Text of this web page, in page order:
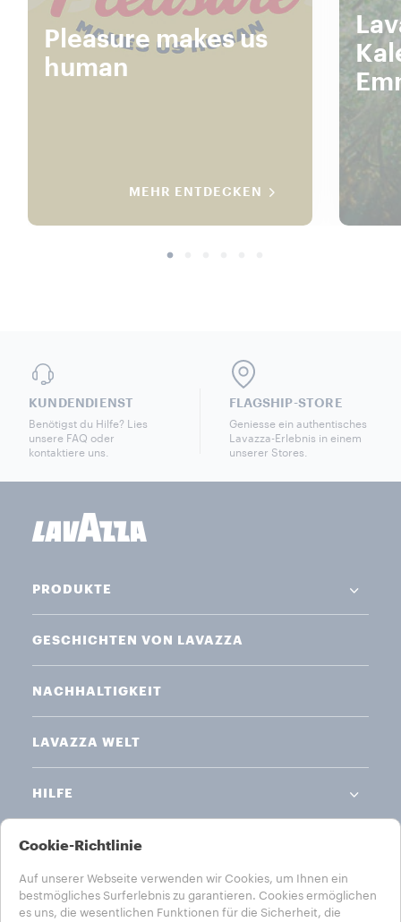
Pleasure makes us
human
MEHR ENTDECKEN
KUNDENDIENST
Benötigst du Hilfe? Lies
unsere FAQ oder
kontaktiere uns.
FLAGSHIP-STORE
Geniesse ein authentisches
Lavazza-Erlebnis in einem
unserer Stores.
PRODUKTE
GESCHICHTEN VON LAVAZZA
NACHHALTIGKEIT
LAVAZZA WELT
HILFE
RECHTLICHE HINWEISE
Cookie-Richtlinie
Auf unserer Webseite verwenden wir Cookies, um Ihnen ein
bestmögliches Surferlebnis zu garantieren. Cookies ermöglichen
es uns, die wesentlichen Funktionen für die Sicherheit, die